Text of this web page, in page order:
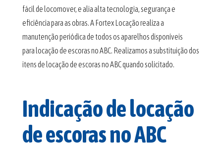
fácil de locomover, e alia alta tecnologia, segurança e
eficiência para as obras. A Fortex Locação realiza a
manutenção periódica de todos os aparelhos disponíveis
para locação de escoras no ABC. Realizamos a substituição dos
itens de locação de escoras no ABC quando solicitado.
Indicação de locação
de escoras no ABC